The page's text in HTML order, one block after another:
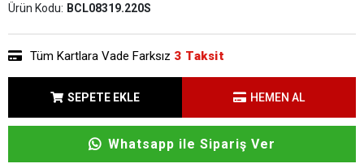
Ürün Kodu: BCL08319.220S
Tüm Kartlara Vade Farksız 3 Taksit
SEPETE EKLE HEMEN AL
Whatsapp ile Sipariş Ver